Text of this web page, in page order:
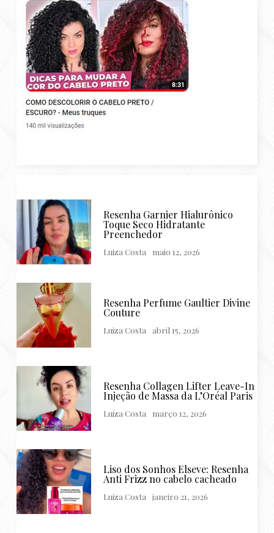
Resenha Garnier Hialurônico
Toque Seco Hidratante
Preenchedor
Luiza Costa maio 12, 2026
Resenha Perfume Gaultier Divine
Couture
Luiza Costa abril 15, 2026
Resenha Collagen Lifter Leave-In
Injeção de Massa da L’Oréal Paris
Luiza Costa março 12, 2026
Liso dos Sonhos Elseve: Resenha
Anti Frizz no cabelo cacheado
Luiza Costa janeiro 21, 2026